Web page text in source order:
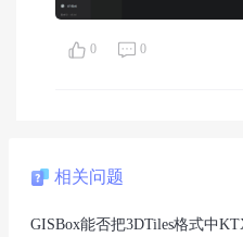
0 0
相关问题
GISBox能否把3DTiles格式中